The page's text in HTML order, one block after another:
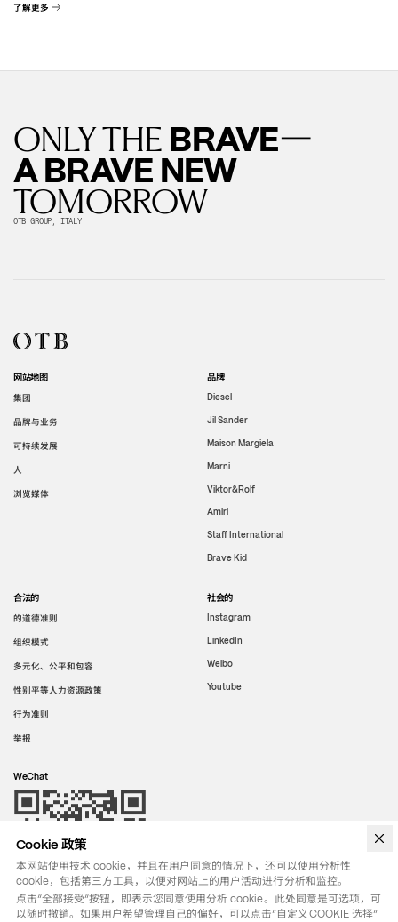
了解更多
ONLY THE BRAVE—
A BRAVE NEW
TOMORROW
OTB GROUP, ITALY
网站地图
集团
品牌与业务
可持续发展
人
浏览媒体
品牌
Diesel
Jil Sander
Maison Margiela
Marni
Viktor&Rolf
Amiri
Staff International
Brave Kid
合法的
的道德准则
组织模式
多元化、公平和包容
性别平等人力资源政策
行为准则
举报
社会的
Instagram
LinkedIn
Weibo
Youtube
WeChat
Cookie 政策
本网站使用技术 cookie，并且在用户同意的情况下，还可以使用分析性
cookie，包括第三方工具，以便对网站上的用户活动进行分析和监控。
点击“全部接受”按钮，即表示您同意使用分析 cookie。此处同意是可选项，可
以随时撤销。如果用户希望管理自己的偏好，可以点击“自定义COOKIE 选择”